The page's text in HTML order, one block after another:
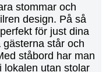
stommar och
design. På så
för just dina
står och
ståbord har man
lokalen utan stolar